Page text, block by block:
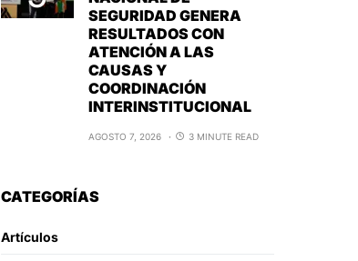
SEGURIDAD GENERA
RESULTADOS CON
ATENCIÓN A LAS
CAUSAS Y
COORDINACIÓN
INTERINSTITUCIONAL
AGOSTO 7, 2026 3 MINUTE READ
CATEGORÍAS
Artículos